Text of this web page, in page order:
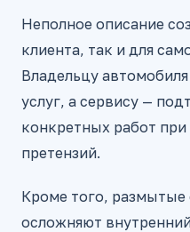
Неполное описание
клиента, так и для
Владельцу
услуг, а сервису —
конкретных работ
претензий.
Кроме того,
осложняют